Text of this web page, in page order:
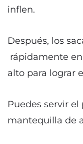
inflen.
Después, los
rápidamente
alto para lograr
Puedes servir
mantequilla de